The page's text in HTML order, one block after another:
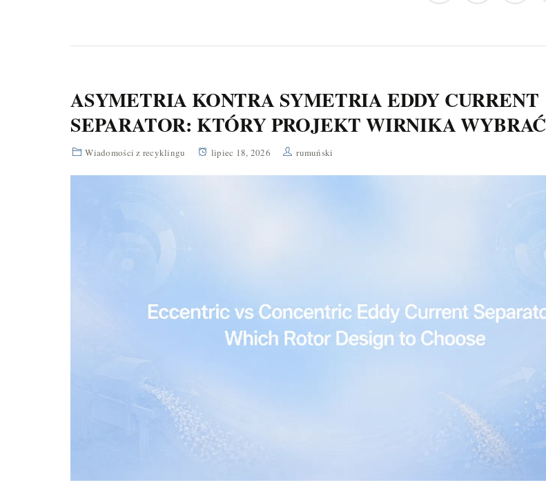
ASYMETRIA KONTRA SYMETRIA EDDY CURRENT
SEPARATOR: KTÓRY PROJEKT WIRNIKA WYBRAĆ
Wiadomości z recyklingu lipiec 18, 2026 rumuński